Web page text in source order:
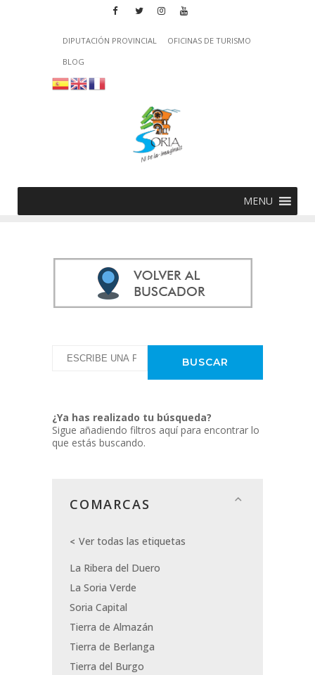
DIPUTACIÓN PROVINCIAL
OFICINAS DE TURISMO
BLOG
MENU
¿Ya has realizado tu búsqueda?
Sigue añadiendo filtros aquí para encontrar lo
que estás buscando.
COMARCAS
Ver todas las etiquetas
La Ribera del Duero
La Soria Verde
Soria Capital
Tierra de Almazán
Tierra de Berlanga
Tierra del Burgo